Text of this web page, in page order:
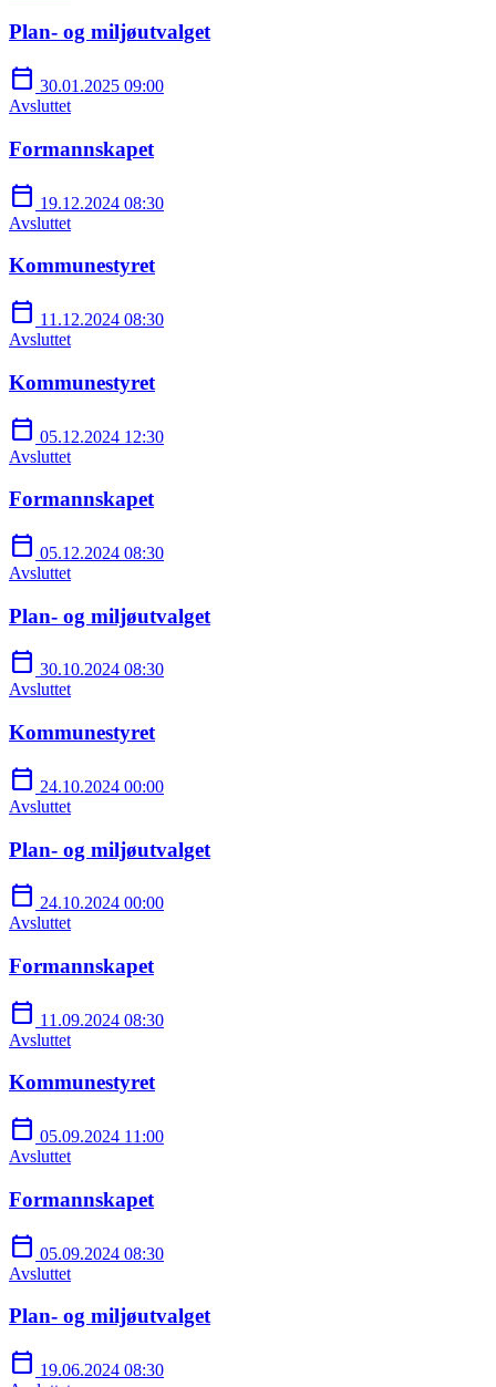
Plan- og miljøutvalget
calendar_today 30.01.2025 09:00
Avsluttet
Formannskapet
calendar_today 19.12.2024 08:30
Avsluttet
Kommunestyret
calendar_today 11.12.2024 08:30
Avsluttet
Kommunestyret
calendar_today 05.12.2024 12:30
Avsluttet
Formannskapet
calendar_today 05.12.2024 08:30
Avsluttet
Plan- og miljøutvalget
calendar_today 30.10.2024 08:30
Avsluttet
Kommunestyret
calendar_today 24.10.2024 00:00
Avsluttet
Plan- og miljøutvalget
calendar_today 24.10.2024 00:00
Avsluttet
Formannskapet
calendar_today 11.09.2024 08:30
Avsluttet
Kommunestyret
calendar_today 05.09.2024 11:00
Avsluttet
Formannskapet
calendar_today 05.09.2024 08:30
Avsluttet
Plan- og miljøutvalget
calendar_today 19.06.2024 08:30